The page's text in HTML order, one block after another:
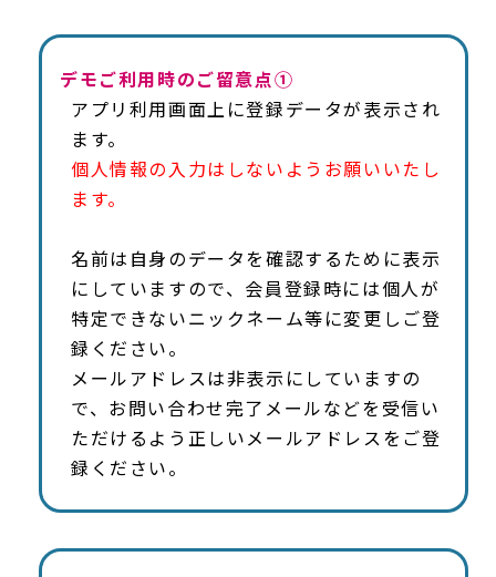
デモご利用時のご留意点①
アプリ利用画面上に登録データが表示され
ます。
個人情報の入力はしないようお願いいたし
ます。
名前は自身のデータを確認するために表示
にしていますので、会員登録時には個人が
特定できないニックネーム等に変更しご登
録ください。
メールアドレスは非表示にしていますの
で、お問い合わせ完了メールなどを受信い
ただけるよう正しいメールアドレスをご登
録ください。